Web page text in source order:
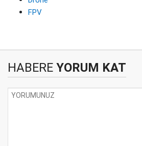
FPV
HABERE YORUM KAT